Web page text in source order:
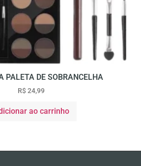
PALETA DE SOBRANCELHA
R$24,99
ao carrinho